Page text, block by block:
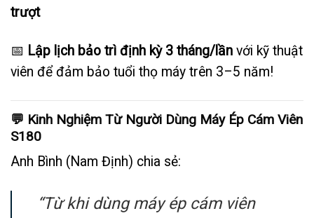
trượt
📅 Lập lịch bảo trì định kỳ 3 tháng/lần với kỹ thuật
viên để đảm bảo tuổi thọ máy trên 3–5 năm!
💬 Kinh Nghiệm Từ Người Dùng Máy Ép Cám Viên
S180
Anh Bình (Nam Định) chia sẻ:
“Từ khi dùng máy ép cám viên